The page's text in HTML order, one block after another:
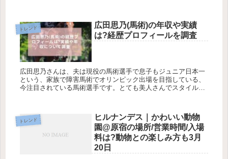
トレンド
広田思乃(馬術)の年収や実績
は?経歴プロフィールを調査
広田思乃さんは、夫は現役の馬術選手で息子もジュニア日本一
という、家族で障害馬術でオリンピック出場を目指している、
今注目されている馬術選手です。とても美人さんでスタイルも
トレンド
ヒルナンデス｜かわいい動物
園@原宿の場所/営業時間/入場
料は?動物との楽しみ方も3月
20日